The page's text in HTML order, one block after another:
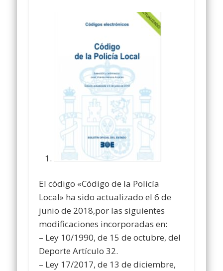
El código «Código de la Policía
Local» ha sido actualizado el 6 de
junio de 2018,por las siguientes
modificaciones incorporadas en:
– Ley 10/1990, de 15 de octubre, del
Deporte Artículo 32.
– Ley 17/2017, de 13 de diciembre,